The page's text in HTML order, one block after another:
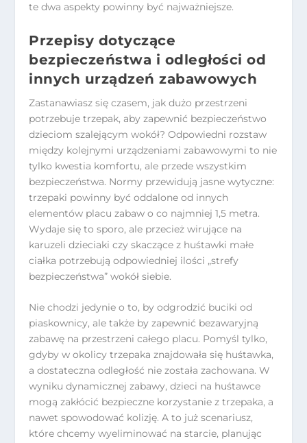
te dwa aspekty powinny być najważniejsze.
Przepisy dotyczące
bezpieczeństwa i odległości od
innych urządzeń zabawowych
Zastanawiasz się czasem, jak dużo przestrzeni
potrzebuje trzepak, aby zapewnić bezpieczeństwo
dzieciom szalejącym wokół? Odpowiedni rozstaw
między kolejnymi urządzeniami zabawowymi to nie
tylko kwestia komfortu, ale przede wszystkim
bezpieczeństwa. Normy przewidują jasne wytyczne:
trzepaki powinny być oddalone od innych
elementów placu zabaw o co najmniej 1,5 metra.
Wydaje się to sporo, ale przecież wirujące na
karuzeli dzieciaki czy skaczące z huśtawki małe
ciałka potrzebują odpowiedniej ilości „strefy
bezpieczeństwa” wokół siebie.
Nie chodzi jedynie o to, by odgrodzić buciki od
piaskownicy, ale także by zapewnić bezawaryjną
zabawę na przestrzeni całego placu. Pomyśl tylko,
gdyby w okolicy trzepaka znajdowała się huśtawka,
a dostateczna odległość nie została zachowana. W
wyniku dynamicznej zabawy, dzieci na huśtawce
mogą zakłócić bezpieczne korzystanie z trzepaka, a
nawet spowodować kolizję. A to już scenariusz,
które chcemy wyeliminować na starcie, planując